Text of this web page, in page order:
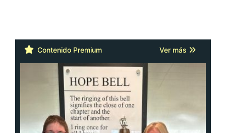
Contenido Premium Ver más